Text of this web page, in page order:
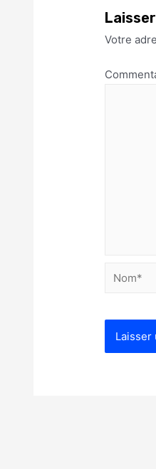
Votre